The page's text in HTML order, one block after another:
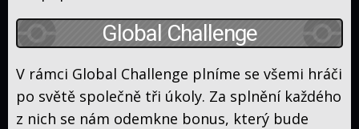
Timeline
Kdo
přeložil
sledovat
Poképedie
Global Challenge
V rámci Global Challenge plníme se všemi hráči
po světě společně tři úkoly. Za splnění každého
z nich se nám odemkne bonus, který bude